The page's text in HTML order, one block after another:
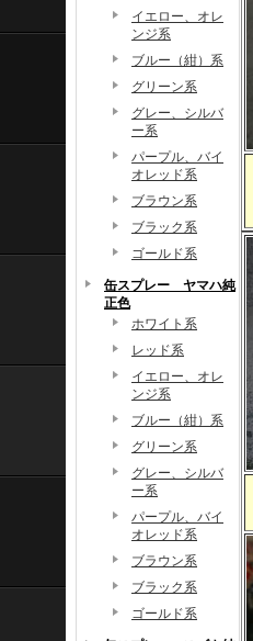
イエロー、オレ
ンジ系
ブルー（紺）系
グリーン系
グレー、シルバ
ー系
パープル、バイ
オレッド系
ブラウン系
ブラック系
ゴールド系
缶スプレー ヤマハ純
正色
ホワイト系
レッド系
イエロー、オレ
ンジ系
ブルー（紺）系
グリーン系
グレー、シルバ
ー系
パープル、バイ
オレッド系
ブラウン系
ブラック系
ゴールド系